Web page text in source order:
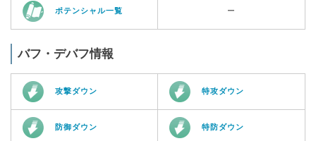
ポテンシャル一覧 ー
バフ・デバフ情報
攻撃ダウン 特攻ダウン
防御ダウン 特防ダウン